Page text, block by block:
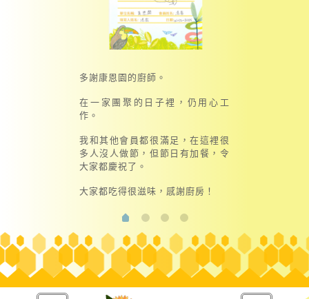
多謝康恩園的廚師。
在一家團聚的日子裡，仍用心工
作。
我和其他會員都很滿足，在這裡很
多人沒人做節，但節日有加餐，令
大家都慶祝了。
大家都吃得很滋味，感謝廚房！